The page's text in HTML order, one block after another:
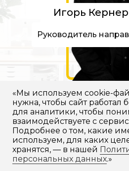
Игорь Кернер
Руководитель
Напишите нам в
Оставьте
бесплатную
«Мы используем cookie-
нужна, чтобы сайт работал
для аналитики, чтобы
взаимодействуете с
Подробнее о том, какие
используем, для каких
хранятся, — в нашей
персональных данных.»